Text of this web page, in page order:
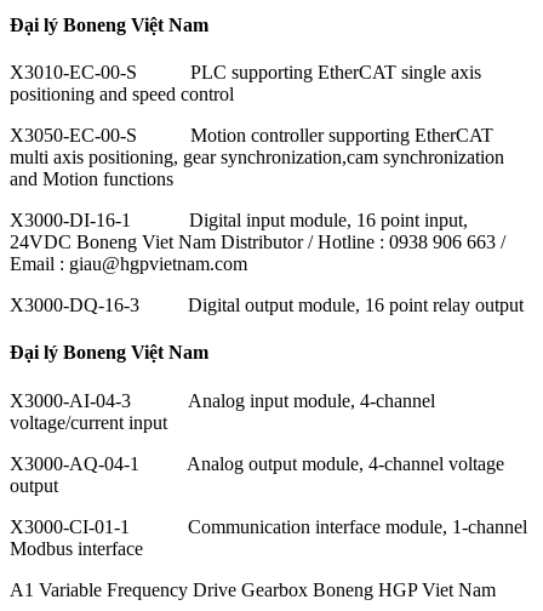
Đại lý Boneng Việt Nam
X3010-EC-00-S PLC supporting EtherCAT single axis
positioning and speed control
X3050-EC-00-S Motion controller supporting EtherCAT
multi axis positioning, gear synchronization,cam synchronization
and Motion functions
X3000-DI-16-1 Digital input module, 16 point input,
24VDC Boneng Viet Nam Distributor / Hotline : 0938 906 663 /
Email : giau@hgpvietnam.com
X3000-DQ-16-3 Digital output module, 16 point relay output
Đại lý Boneng Việt Nam
X3000-AI-04-3 Analog input module, 4-channel
voltage/current input
X3000-AQ-04-1 Analog output module, 4-channel voltage
output
X3000-CI-01-1 Communication interface module, 1-channel
Modbus interface
A1 Variable Frequency Drive Gearbox Boneng HGP Viet Nam